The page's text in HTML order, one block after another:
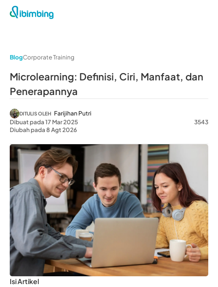
BlogCorporate Training
Microlearning: Definisi, Ciri, Manfaat, dan
Penerapannya
DITULIS OLEH Farijihan Putri
Dibuat pada 17 Mar 2025
Diubah pada 8 Agt 2026
3543
Isi Artikel